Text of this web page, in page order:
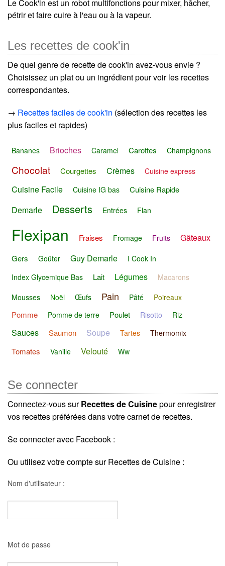
Le Cook'in est un robot multifonctions pour mixer, hâcher,
pétrir et faire cuire à l'eau ou à la vapeur.
Les recettes de cook'in
De quel genre de recette de cook'in avez-vous envie ?
Choisissez un plat ou un ingrédient pour voir les recettes
correspondantes.
→ Recettes faciles de cook'in (sélection des recettes les
plus faciles et rapides)
Bananes Brioches Caramel Carottes Champignons
Chocolat Courgettes Crèmes Cuisine express
Cuisine Facile Cuisine IG bas Cuisine Rapide
Demarle Desserts Entrées Flan
Flexipan Fraises Fromage Fruits Gâteaux
Gers Goûter Guy Demarle
I Cook In
Index Glycemique Bas
Lait Légumes
Macarons
Mousses
Noël Œufs Pain Pâté Poireaux
Pomme Pomme de terre Poulet Risotto Riz
Sauces Saumon Soupe Tartes Thermomix
Tomates Vanille Velouté Ww
Se connecter
Connectez-vous surRecettes de Cuisinepour enregistrer
vos recettes préférées dans votre carnet de recettes.
Se connecter avec Facebook :
Ou utilisez votre compte sur Recettes de Cuisine :
Nom d'utilisateur :
Mot de passe